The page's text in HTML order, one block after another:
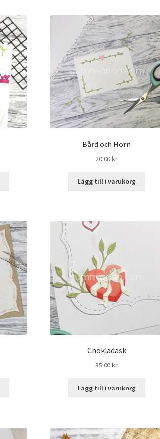
Bård och Hörn
20.00kr
Lägg till i varukorg
Chokladask
35.00kr
Lägg till i varukorg